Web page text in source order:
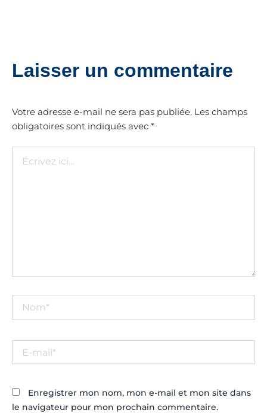
Laisser un commentaire
Votre adresse e-mail ne sera pas publiée. Les champs
obligatoires sont indiqués avec *
ici…
mail*
Enregistrer mon nom, mon e-mail et mon site dans
le navigateur pour mon prochain commentaire.